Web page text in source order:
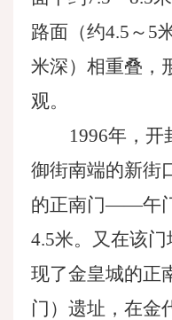
路面（约4.5～5
米深）相重叠，
观。
1996年，
御街南端的新街
的正南门——午
4.5米。又在该
现了金皇城的
门）遗址，在金